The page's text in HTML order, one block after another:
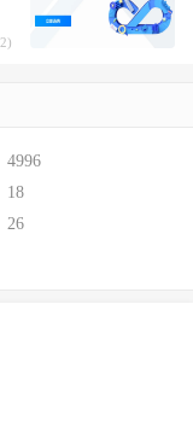
2)
4996
18
26